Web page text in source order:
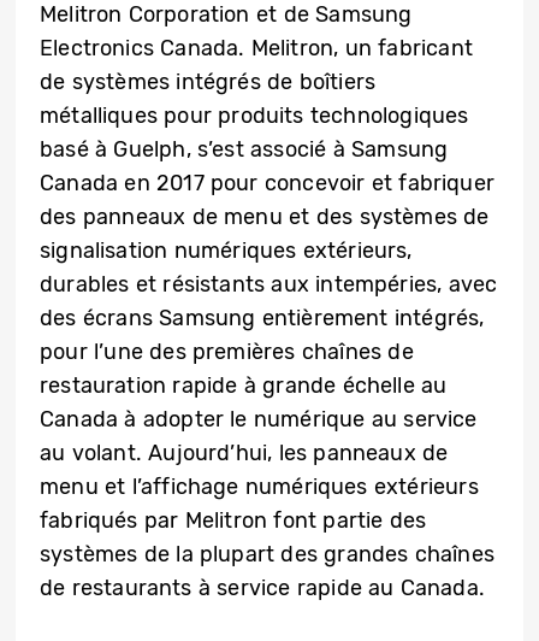
Melitron Corporation et de Samsung
Electronics Canada. Melitron, un fabricant
de systèmes intégrés de boîtiers
métalliques pour produits technologiques
basé à Guelph, s’est associé à Samsung
Canada en 2017 pour concevoir et fabriquer
des panneaux de menu et des systèmes de
signalisation numériques extérieurs,
durables et résistants aux intempéries, avec
des écrans Samsung entièrement intégrés,
pour l’une des premières chaînes de
restauration rapide à grande échelle au
Canada à adopter le numérique au service
au volant. Aujourd’hui, les panneaux de
menu et l’affichage numériques extérieurs
fabriqués par Melitron font partie des
systèmes de la plupart des grandes chaînes
de restaurants à service rapide au Canada.